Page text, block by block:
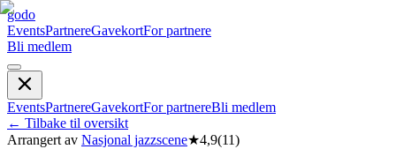
godo
EventsPartnereGavekortFor partnere
Bli medlem
EventsPartnereGavekortFor partnereBli medlem
← Tilbake til oversikt
Arrangert av Nasjonal jazzscene★4,9(11)